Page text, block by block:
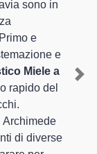
sono in
e
e
Miele a
rapido del
Archimede
di diverse